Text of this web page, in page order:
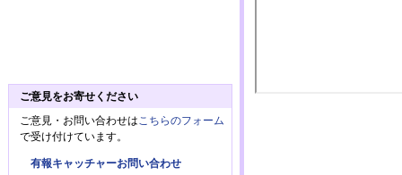
ご意見をお寄せください
ご意見・お問い合わせは こちらのフォーム
で受け付けています。
有報キャッチャーお問い合わせ